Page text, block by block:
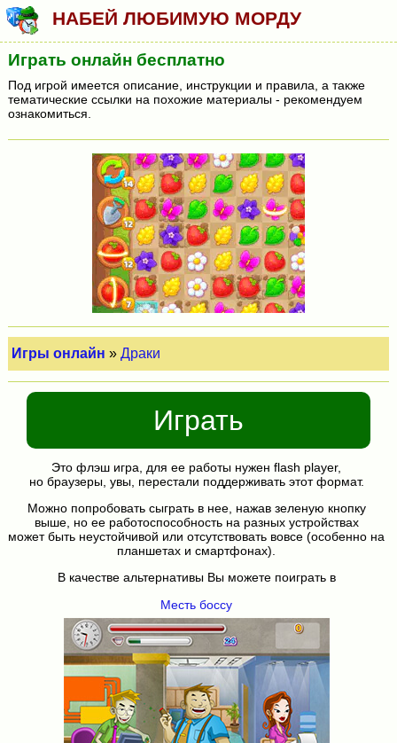
НАБЕЙ ЛЮБИМУЮ МОРДУ
Играть онлайн бесплатно
Под игрой имеется описание, инструкции и правила, а также
тематические ссылки на похожие материалы - рекомендуем
ознакомиться.
Игры онлайн »Драки
Играть
Это флэш игра, для ее работы нужен flash player,
но браузеры, увы, перестали поддерживать этот формат.
Можно попробовать сыграть в нее, нажав зеленую кнопку
выше, но ее работоспособность на разных устройствах
может быть неустойчивой или отсутствовать вовсе (особенно на
планшетах и смартфонах).
В качестве альтернативы Вы можете поиграть в
Месть боссу